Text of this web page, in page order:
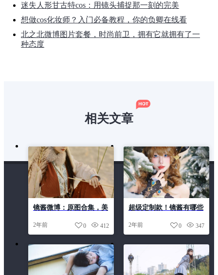
迷失人形甘古特cos：用镜头捕捉那一刻的完美
想做cos化妆师？入门必备教程，你的负卿在线看
北之北微博图片套餐，时尚前卫，拥有它就拥有了一
种态度
相关文章
镜酱微博：原图合集，美
2年前 412
0
超级定制款！镜酱有哪些
典？
2年前 347
0